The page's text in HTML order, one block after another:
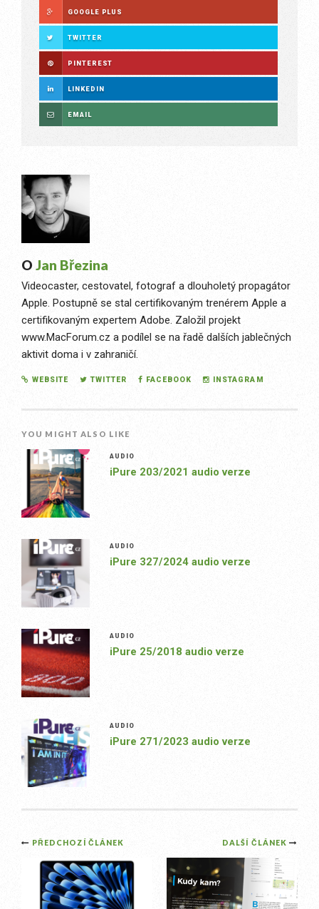
GOOGLE PLUS
TWITTER
PINTEREST
LINKEDIN
EMAIL
O Jan Březina
Videocaster, cestovatel, fotograf a dlouholetý propagátor
Apple. Postupně se stal certifikovaným trenérem Apple a
certifikovaným expertem Adobe. Založil projekt
www.MacForum.cz a podílel se na řadě dalších jablečných
aktivit doma i v zahraničí.
WEBSITE TWITTER FACEBOOK INSTAGRAM
YOU MIGHT ALSO LIKE
AUDIO
iPure 203/2021 audio verze
AUDIO
iPure 327/2024 audio verze
AUDIO
iPure 25/2018 audio verze
AUDIO
iPure 271/2023 audio verze
Post
navigation
DALŠÍ ČLÁNEK
PŘEDCHOZÍ ČLÁNEK